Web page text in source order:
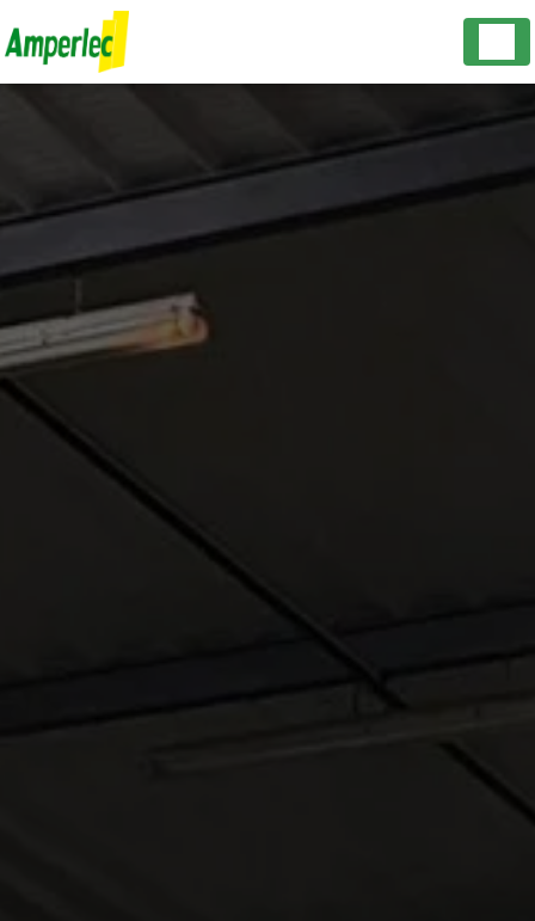
Panneau de gestion des cookies